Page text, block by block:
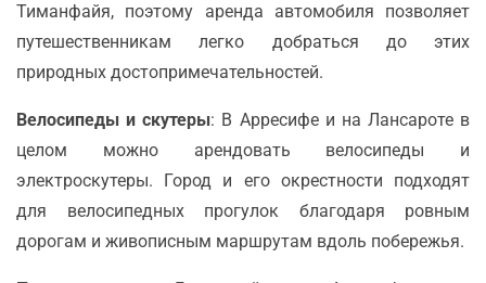
Тиманфайя, поэтому аренда автомобиля позволяет
путешественникам легко добраться до этих
природных достопримечательностей.
Велосипеды и скутеры: В Арресифе и на Лансароте в
целом можно арендовать велосипеды и
электроскутеры. Город и его окрестности подходят
для велосипедных прогулок благодаря ровным
дорогам и живописным маршрутам вдоль побережья.